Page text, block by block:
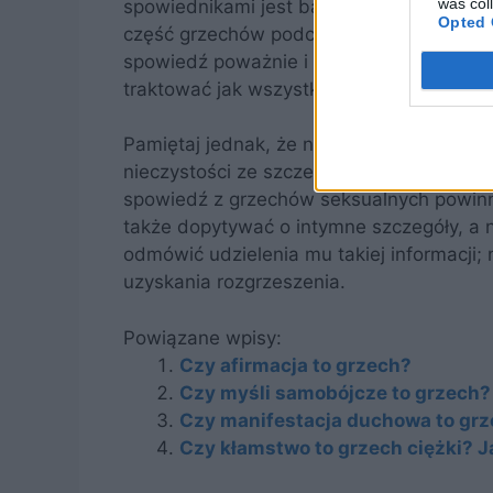
Opted
spowiednikami jest bardzo krępujące i
część grzechów podczas spowiedzi.
spowiedź poważnie i chcemy otrzymać
traktować jak wszystkie inne, które
Pamiętaj jednak, że nie musisz
nieczystości ze szczegółami. Szczegóły
spowiedź z grzechów seksualnych
także dopytywać o intymne szczegóły,
odmówić udzielenia mu takiej
uzyskania rozgrzeszenia.
Powiązane wpisy:
Czy afirmacja to grzech?
Czy myśli samobójcze to grzech?
Czy manifestacja duchowa to
Czy kłamstwo to grzech ciężki?